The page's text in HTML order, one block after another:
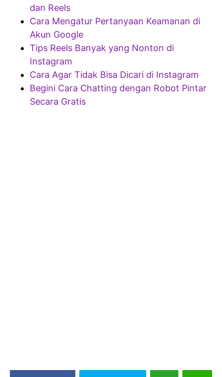
dan Reels
Cara Mengatur Pertanyaan Keamanan di
Akun Google
Tips Reels Banyak yang Nonton di
Instagram
Cara Agar Tidak Bisa Dicari di Instagram
Begini Cara Chatting dengan Robot Pintar
Secara Gratis